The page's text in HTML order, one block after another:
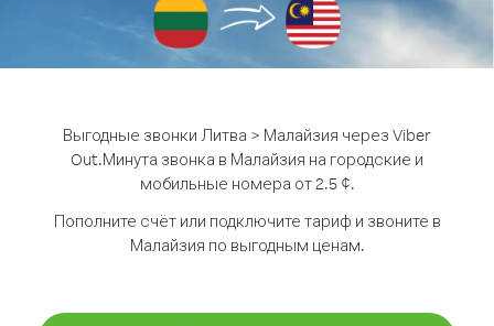
Выгодные звонки Литва > Малайзия через Viber
Out.Минута звонка в Малайзия на городские и
мобильные номера от 2.5 ¢.
Пополните счёт или подключите тариф и звоните в
Малайзия по выгодным ценам.